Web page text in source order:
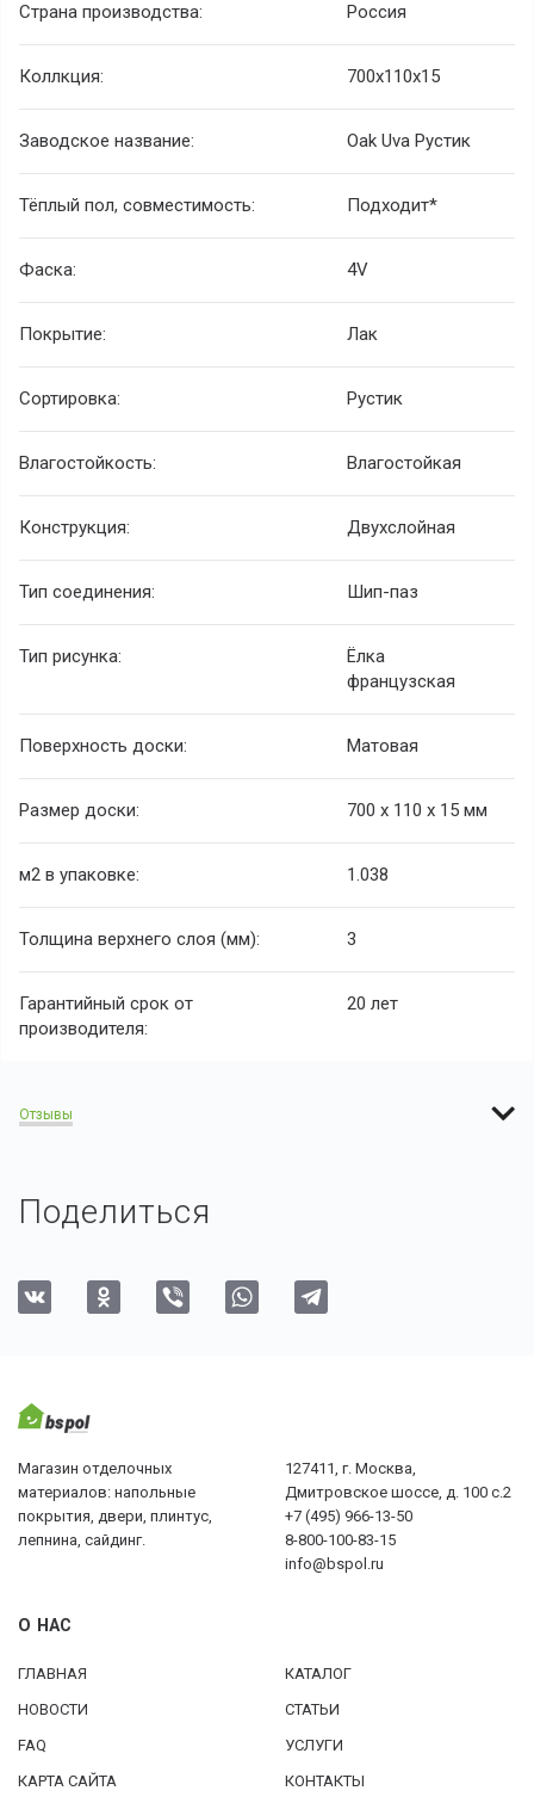
Страна производства: Россия
Коллкция: 700x110x15
Заводское название: Oak Uva Рустик
Тёплый пол, совместимость: Подходит*
Фаска: 4V
Покрытие: Лак
Сортировка: Рустик
Влагостойкость: Влагостойкая
Конструкция: Двухслойная
Тип соединения: Шип-паз
Тип рисунка:
Ёлка
французская
Поверхность доски: Матовая
Размер доски: 700 х 110 х 15 мм
м2 в упаковке: 1.038
Толщина верхнего слоя (мм): 3
Гарантийный срок от
производителя:
20 лет
Отзывы
Поделиться
Магазин отделочных
материалов: напольные
покрытия, двери, плинтус,
лепнина, сайдинг.
127411, г. Москва,
Дмитровское шоссе, д. 100 с.2
+7 (495) 966-13-50
8-800-100-83-15
info@bspol.ru
О НАС
ГЛАВНАЯ
КАТАЛОГ
НОВОСТИ
СТАТЬИ
FAQ
УСЛУГИ
КАРТА САЙТА
КОНТАКТЫ